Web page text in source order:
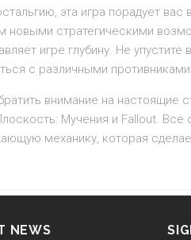
эта игра порадует вас
новыми стратегическими
игре глубину. Не упустите
с различными противниками!
внимание на настоящие
Мучения и Fallout. Все
механику, которая
NEWS